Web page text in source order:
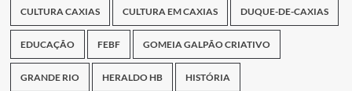
CULTURA CAXIAS CULTURA EM CAXIAS DUQUE-DE-CAXIAS
EDUCAÇÃO FEBF GOMEIA GALPÃO CRIATIVO
GRANDE RIO HERALDO HB HISTÓRIA